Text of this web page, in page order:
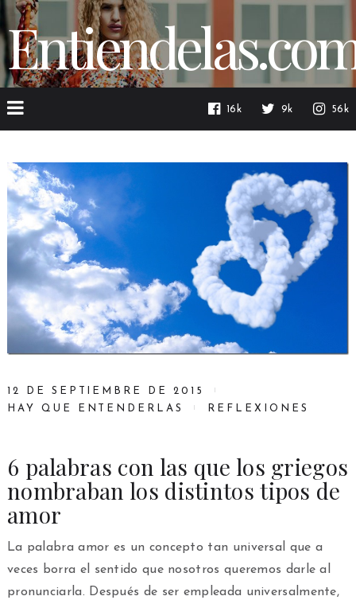
16k 9k 56k
12 DE SEPTIEMBRE DE 2015
HAY QUE ENTENDERLAS
REFLEXIONES
6 palabras con las que los griegos
nombraban los distintos tipos de
amor
La palabra amor es un concepto tan universal que a
veces borra el sentido que nosotros queremos darle al
pronunciarla. Después de ser empleada universalmente,